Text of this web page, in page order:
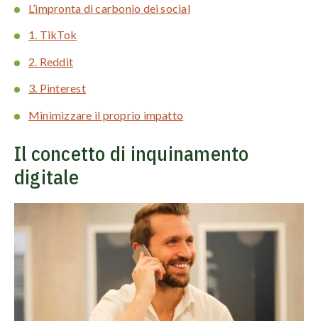
L’impronta di carbonio dei social
1. TikTok
2. Reddit
3. Pinterest
Minimizzare il proprio impatto
Il concetto di inquinamento
digitale